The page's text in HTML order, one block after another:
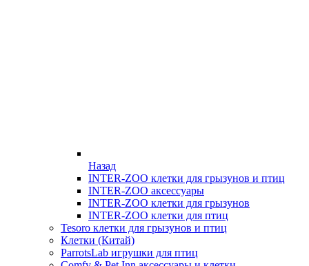
Назад
INTER-ZOO клетки для грызунов и птиц
INTER-ZOO аксессуары
INTER-ZOO клетки для грызунов
INTER-ZOO клетки для птиц
Tesoro клетки для грызунов и птиц
Клетки (Китай)
ParrotsLab игрушки для птиц